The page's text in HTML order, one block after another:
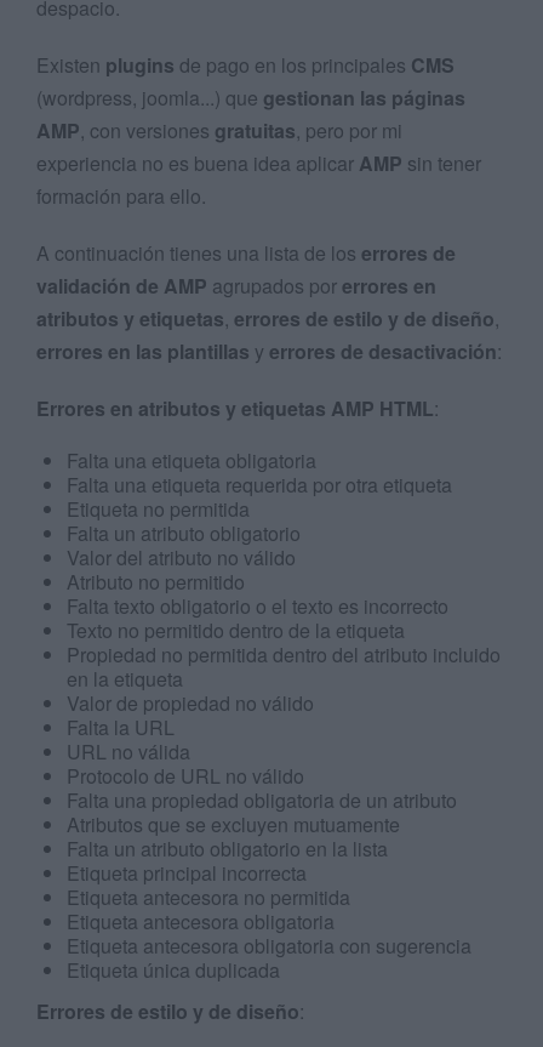
despacio.
Existen plugins de pago en los principales CMS
(wordpress, joomla...) que gestionan las páginas
AMP, con versiones gratuitas, pero por mi
experiencia no es buena idea aplicar AMP sin tener
formación para ello.
A continuación tienes una lista de los errores de
validación de AMP agrupados por errores en
atributos y etiquetas, errores de estilo y de diseño,
errores en las plantillas y errores de desactivación:
Errores en atributos y etiquetas AMP HTML:
Falta una etiqueta obligatoria
Falta una etiqueta requerida por otra etiqueta
Etiqueta no permitida
Falta un atributo obligatorio
Valor del atributo no válido
Atributo no permitido
Falta texto obligatorio o el texto es incorrecto
Texto no permitido dentro de la etiqueta
Propiedad no permitida dentro del atributo incluido
en la etiqueta
Valor de propiedad no válido
Falta la URL
URL no válida
Protocolo de URL no válido
Falta una propiedad obligatoria de un atributo
Atributos que se excluyen mutuamente
Falta un atributo obligatorio en la lista
Etiqueta principal incorrecta
Etiqueta antecesora no permitida
Etiqueta antecesora obligatoria
Etiqueta antecesora obligatoria con sugerencia
Etiqueta única duplicada
Errores de estilo y de diseño: